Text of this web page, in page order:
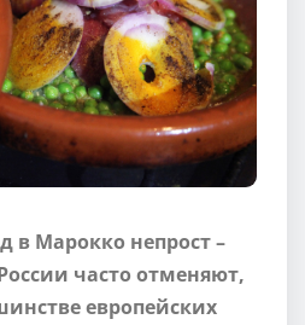
в Марокко непрост –
часто отменяют,
европейских